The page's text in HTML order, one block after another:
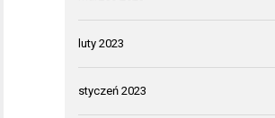
luty 2023
styczeń 2023